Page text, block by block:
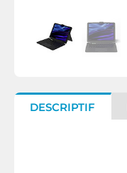
DESCRIPTIF